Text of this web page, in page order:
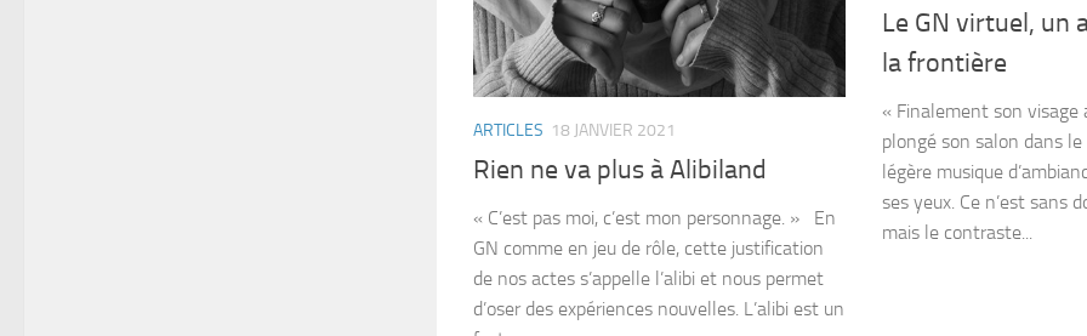
ARTICLES 18 JANVIER 2021
Rien ne va plus à Alibiland
« C’est pas moi, c’est mon personnage. » En
GN comme en jeu de rôle, cette justification
de nos actes s’appelle l’alibi et nous permet
d’oser des expériences nouvelles. L’alibi est un
Le GN virtuel, un
la frontière
« Finalement son visage
plongé son salon dans
légère musique
ses yeux. Ce n’est sans
mais le contraste...